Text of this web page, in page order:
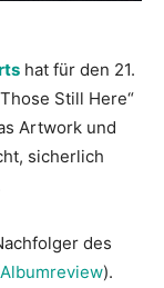
hat für den 21.
Still Here“
Artwork und
sicherlich
des
Albumreview).